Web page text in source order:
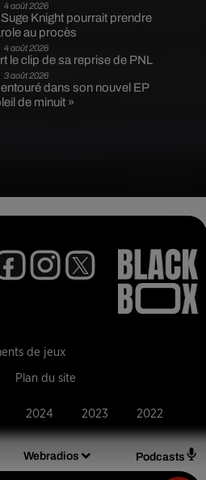
Webradios Podcasts
4 août 2026
Knight pourrait prendre
au procès
4 août 2026
le clip de sa reprise de PNL
3 août 2026
dans son nouvel EP
de minuit »
de jeux
Plan du site
2024 2023 2022